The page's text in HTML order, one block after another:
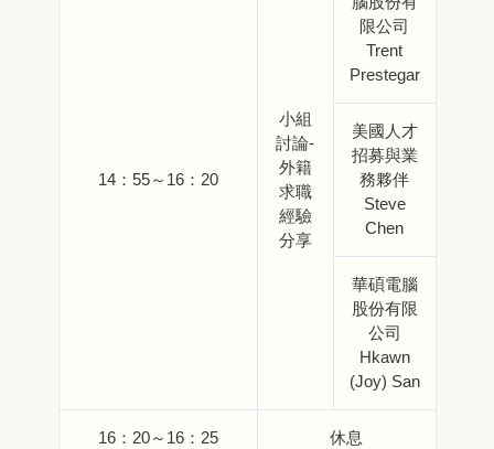
14：55～16：20
小組
討論-
外籍
求職
經驗
分享
限公司
Trent
Prestegar
美國人才
招募與業
務夥伴
Steve
Chen
華碩電腦
股份有限
公司
Hkawn
(Joy) San
16：20～16：25 休息